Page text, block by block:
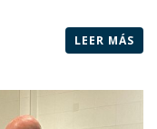
LEER MÁS